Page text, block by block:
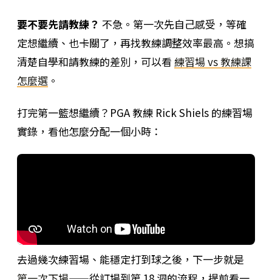
要不要先請教練？ 不急。第一次先自己感受，等確
定想繼續、也卡關了，再找教練調整效率最高。想搞
清楚自學和請教練的差別，可以看 練習場 vs 教練課
怎麼選 。
打完第一籃想繼續？PGA 教練 Rick Shiels 的練習場
實錄，看他怎麼分配一個小時：
去過幾次練習場、能穩定打到球之後，下一步就是